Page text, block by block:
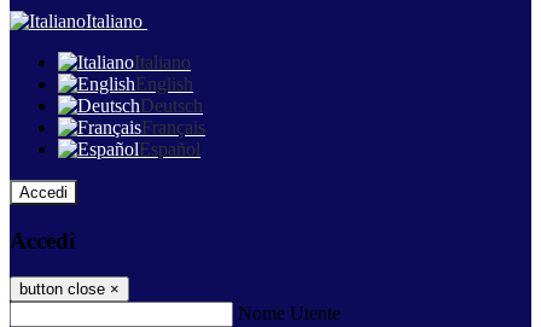
Italiano
Italiano
English
Deutsch
Français
Español
Accedi
Accedi
button close ×
Nome Utente